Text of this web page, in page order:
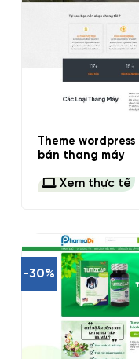
Theme
bán thang máy
Xem thực tế
-30%